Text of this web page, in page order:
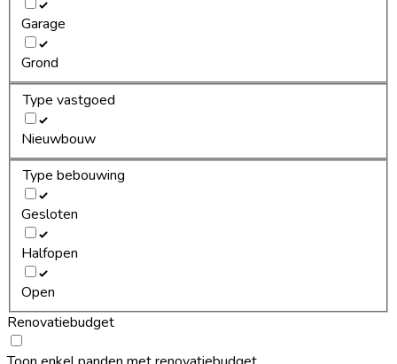
Garage
Grond
Type vastgoed
Nieuwbouw
Type bebouwing
Gesloten
Halfopen
Open
Renovatiebudget